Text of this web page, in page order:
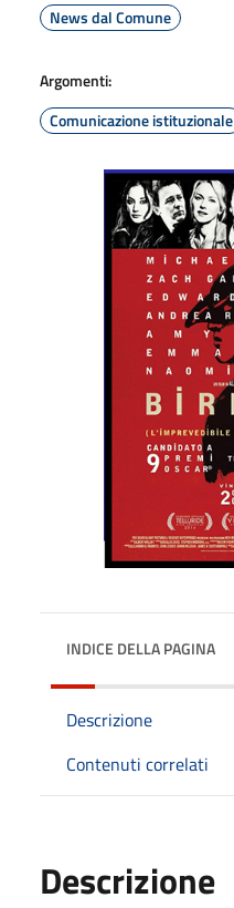
News dal Comune
Argomenti:
Comunicazione istituzionale
INDICE DELLA PAGINA
Descrizione
Contenuti correlati
Descrizione